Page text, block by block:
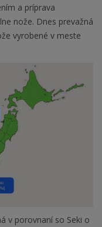
a príprava
nože. Dnes prevažná
vyrobené v meste
v porovnaní so Seki o